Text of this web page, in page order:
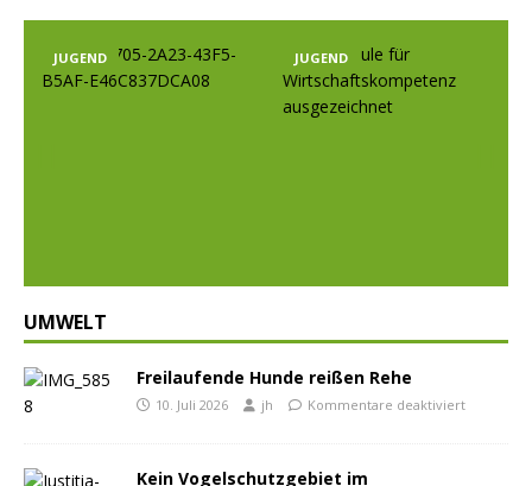
JUGEND JUGEND
UMWELT
Freilaufende Hunde reißen Rehe
10. Juli 2026 jh Kommentare deaktiviert
Kein Vogelschutzgebiet im